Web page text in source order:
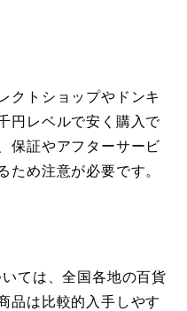
クトショップやドンキ
円レベルで安く購入で
保証やアフターサービ
ため注意が必要です。
ては、全国各地の百貨
品は比較的入手しやす